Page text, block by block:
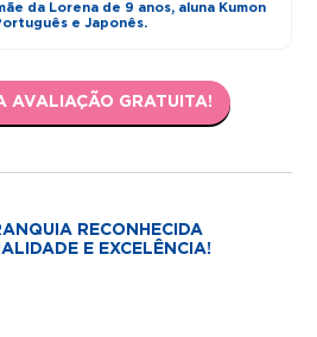
da Lorena de 9 anos, aluna Kumon
e Japonês.
AVALIAÇÃO GRATUITA!
RECONHECIDA
E EXCELÊNCIA!